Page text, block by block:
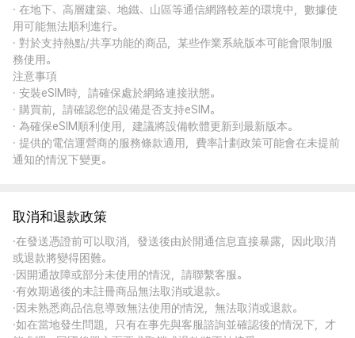
· 在地下、高層建築、地鐵、山區等通信網路較差的環境中，數據使
用可能無法順利進行。
· 對於支持熱點/共享功能的商品，某些作業系統版本可能會限制服
務使用。
注意事項
· 安裝eSIM時，請確保處於網絡連接狀態。
· 購買前，請確認您的設備是否支持eSIM。
· 為確保eSIM順利使用，建議將設備軟體更新到最新版本。
· 提供的電信運營商的服務條款適用，費率計劃政策可能會在未提前
通知的情況下變更。
取消和退款政策
·在發送憑證前可以取消，發送後由於開通信息直接暴露，因此取消
或退款將變得困難。
·因開通故障或部分未使用的情況，請聯繫客服。
·有效期過後的未註冊商品無法取消或退款。
·因未熟悉商品信息導致無法使用的情況，無法取消或退款。
·如在當地發生問題，只有在事先與客服諮詢並確認後的情況下，才